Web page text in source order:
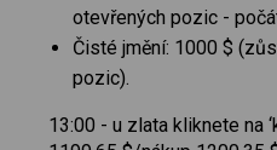
otevřených pozic -
Čisté jmění: 1000 $
pozic).
13:00 - u zlata kliknete na